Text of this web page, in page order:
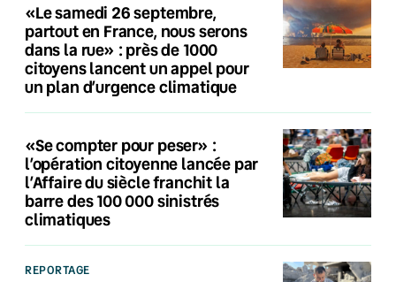
«Le samedi 26 septembre,
partout en France, nous serons
dans la rue» : près de 1000
citoyens lancent un appel pour
un plan d’urgence climatique
«Se compter pour peser» :
l’opération citoyenne lancée par
l’Affaire du siècle franchit la
barre des 100 000 sinistrés
climatiques
REPORTAGE